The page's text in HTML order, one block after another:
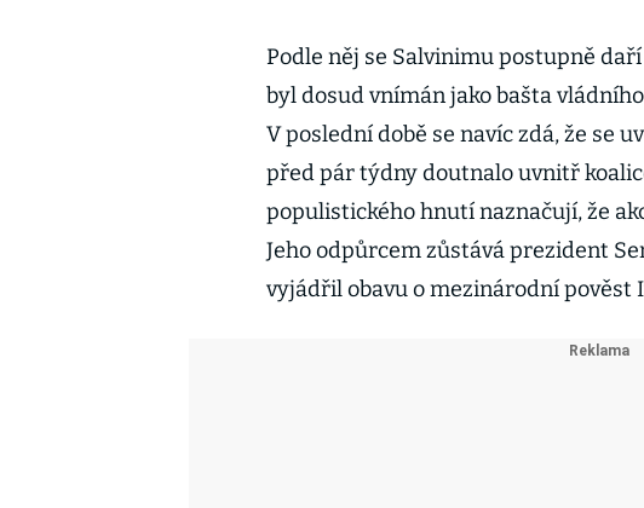
Podle něj se Salvinimu postupně
byl dosud vnímán jako bašta
V poslední době se navíc zdá, že se
před pár týdny doutnalo uvnitř
populistického hnutí naznačují, že
Jeho odpůrcem zůstává prezident
vyjádřil obavu o mezinárodní pověst